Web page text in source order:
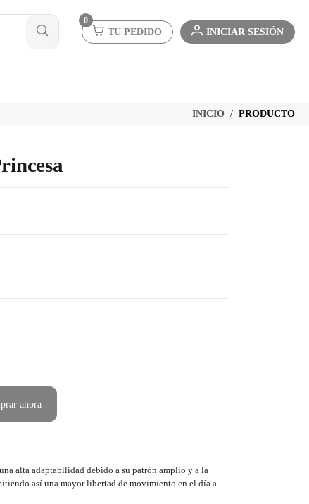
0
TU PEDIDO INICIAR SESIÓN
INICIO PRODUCTO
ahora
alta adaptabilidad debido a su patrón amplio y a la
así una mayor libertad de movimiento en el día a